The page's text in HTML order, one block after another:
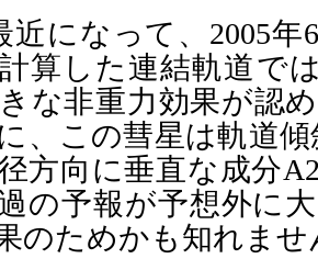
近になって、2005
算した連結軌道で
な非重力効果が認
、この彗星は軌道
方向に垂直な成分
の予報が予想外に
のためかも知れませ